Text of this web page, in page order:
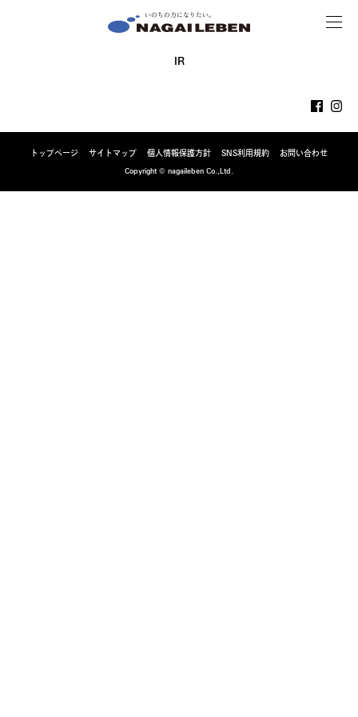
MENU
IR
トップページ サイトマップ 個人情報保護方針 SNS利用規約
お問い合わせ
Copyright © nagaileben Co.,Ltd.